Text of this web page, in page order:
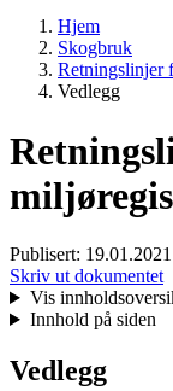
Hjem
Skogbruk
Retningslinjer
Vedlegg
Publisert: 19.01.2021
Skriv ut dokumentet
Vis
Innhold på siden
Vedlegg